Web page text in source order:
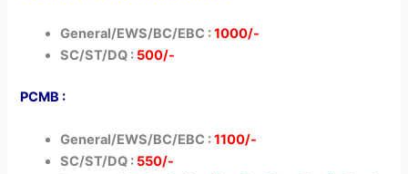
General/EWS/BC/EBC :1000/-
SC/ST/DQ : 500/-
PCMB :
General/EWS/BC/EBC :1100/-
SC/ST/DQ : 550/-